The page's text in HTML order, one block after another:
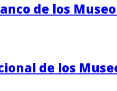
de los
de los